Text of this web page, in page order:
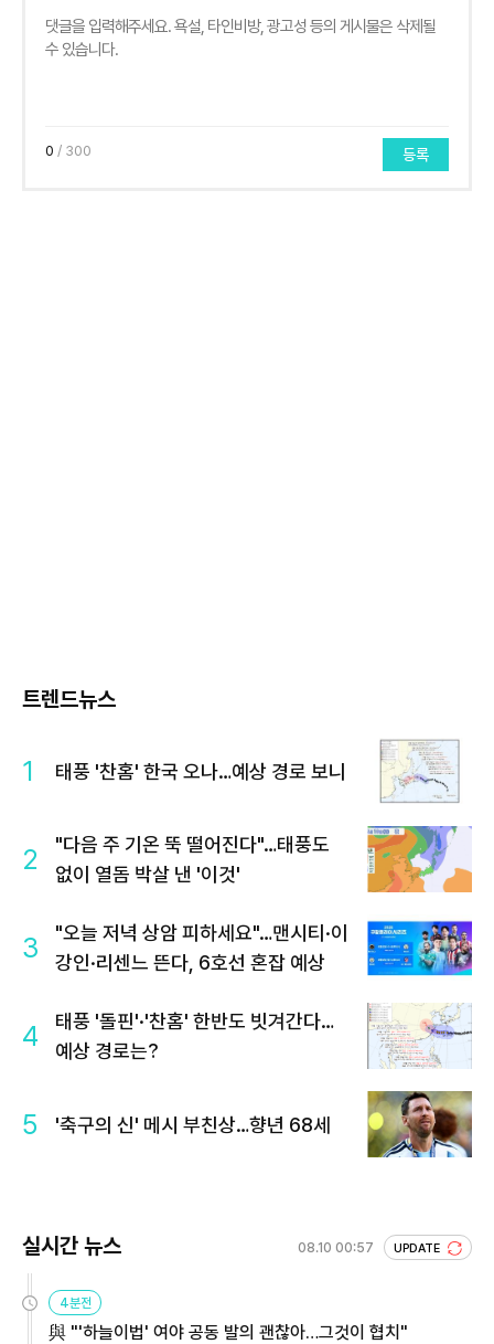
0 / 300 등록
트렌드뉴스
1 태풍 '찬홈' 한국 오나…예상 경로 보니
2
"다음 주 기온 뚝 떨어진다"…태풍도
없이 열돔 박살 낸 '이것'
3
"오늘 저녁 상암 피하세요"…맨시티·이
강인·리센느 뜬다, 6호선 혼잡 예상
4
태풍 '돌핀'·'찬홈' 한반도 빗겨간다…
예상 경로는?
5 '축구의 신' 메시 부친상…향년 68세
실시간 뉴스 08.10 00:57 UPDATE
4분전
與 "'하늘이법' 여야 공동 발의 괜찮아…그것이 협치"